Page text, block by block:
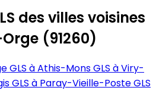
des villes voisines
(91260)
GLS à Athis-MonsGLS à Viry-
GLS à Paray-Vieille-PosteGLS